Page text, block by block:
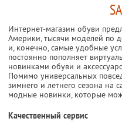
Интернет-магазин обуви
Америки, тысячи моделей по
и, конечно, самые удобные
постоянно пополняет
новинками обуви и
Помимо универсальных
зимнего и летнего сезона на
модные новинки, которые
Качественный сервис